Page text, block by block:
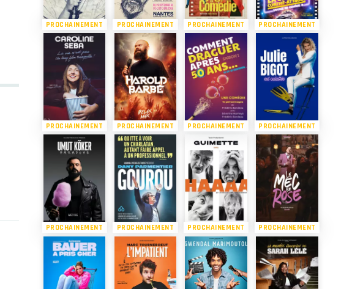
PROCHAINEMENT PROCHAINEMENT PROCHAINEMENT PROCHAINEMENT
PROCHAINEMENT PROCHAINEMENT PROCHAINEMENT PROCHAINEMENT
PROCHAINEMENT PROCHAINEMENT PROCHAINEMENT PROCHAINEMENT